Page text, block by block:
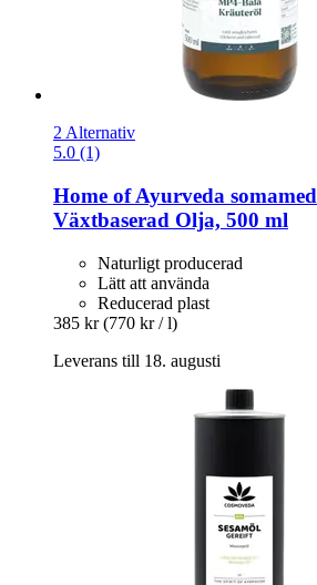
2 Alternativ
5.0 (1)
Home of Ayurveda somamed
Växtbaserad Olja, 500 ml
Naturligt producerad
Lätt att använda
Reducerad plast
385 kr (770 kr / l)
Leverans till 18. augusti